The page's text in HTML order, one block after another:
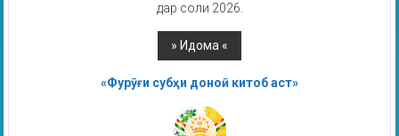
дар соли 2026.
«Фурӯғи субҳи доноӣ китоб аст»